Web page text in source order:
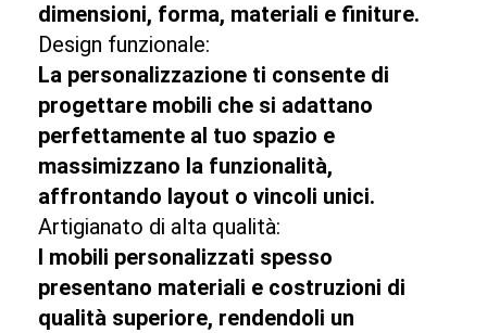
dimensioni, forma, materiali e finiture.
Design funzionale:
La personalizzazione ti consente di
progettare mobili che si adattano
perfettamente al tuo spazio e
massimizzano la funzionalità,
affrontando layout o vincoli unici.
Artigianato di alta qualità:
I mobili personalizzati spesso
presentano materiali e costruzioni di
qualità superiore, rendendoli un